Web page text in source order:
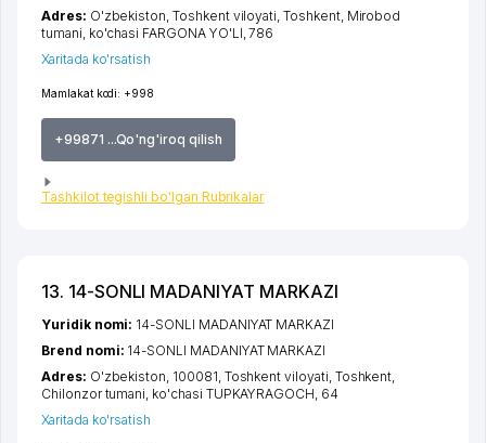
Mamlakat kodi: +998
+99871 ...Qo'ng'iroq qilish
Tashkilot tegishli bo'lgan Rubrikalar
Adres: O'zbekiston,Toshkent viloyati,Toshkent, Mirobod
tumani, ko'chasi FARGONA YO'LI, 786
Xaritada ko'rsatish
13. 14-SONLI MADANIYAT MARKAZI
Yuridik nomi: 14-SONLI MADANIYAT MARKAZI
Brend nomi: 14-SONLI MADANIYAT MARKAZI
Adres: O'zbekiston, 100081, Toshkent viloyati Toshkent
Chilonzor tumani ko'chasi TUPKAYRAGOCH , 64
Xaritada ko'rsatish